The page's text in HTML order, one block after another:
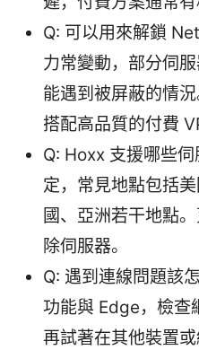
Q: 可以用來解鎖
力常變動，部分伺
能遇到被屏蔽的情
搭配高品質的付費
Q: Hoxx 支援哪些
定，常見地點包括
國、亞洲若干地點
除伺服器。
Q: 遇到連線問題該
功能與 Edge，檢查
再試著在其他裝置